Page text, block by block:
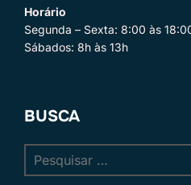
Horário
Segunda – Sexta: 8:00 às
Sábados: 8h às 13h
BUSCA
por: